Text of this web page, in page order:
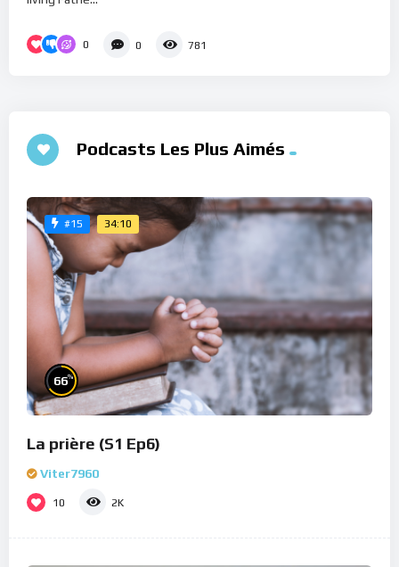
0 0 781
Podcasts Les Plus Aimés
#15 34:10
66%
La prière (S1 Ep6)
Viter7960
10 2K